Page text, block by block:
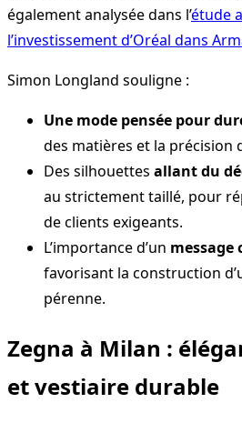
également analysée dans l’étude
l’investissement d’Oréal dans
Simon Longland souligne :
Une mode pensée pour
des matières et la précision
Des silhouettes allant du
au strictement taillé, pour
de clients exigeants.
L’importance d’un message
favorisant la construction
pérenne.
Zegna à Milan :
et vestiaire durable